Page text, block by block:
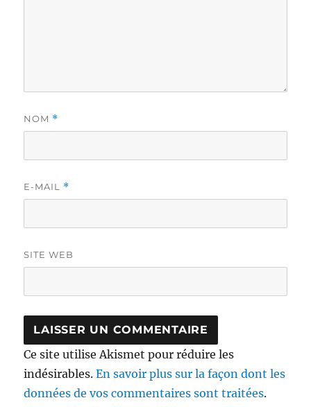
NOM *
E-MAIL *
SITE WEB
Ce site utilise Akismet pour réduire les
indésirables.En savoir plus sur la façon dont les
données de vos commentaires sont traitées.